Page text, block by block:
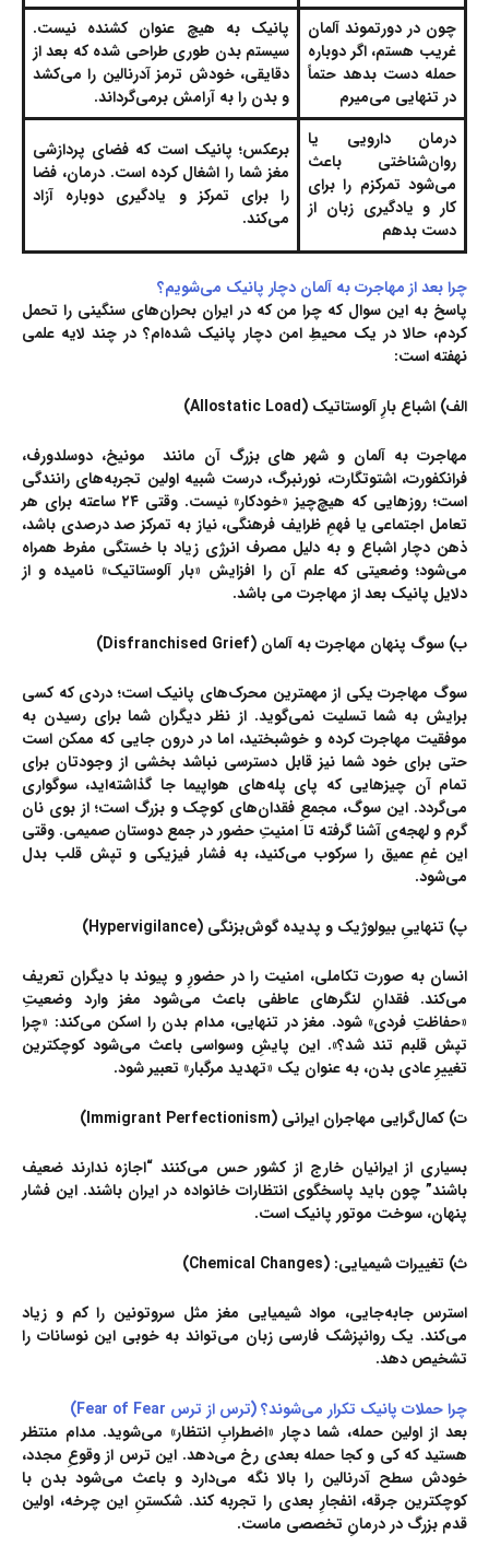
چون در دورتموند آلمان
غریب هستم، اگر دوباره
حمله دست بدهد حتماً
در تنهایی می‌میرم
پانیک به هیچ عنوان کشنده نیست.
سیستم بدن طوری طراحی شده که بعد از
دقایقی، خودش ترمز آدرنالین را می‌کشد
و بدن را به آرامش برمی‌گرداند.
درمان دارویی یا
روان‌شناختی باعث
می‌شود تمرکزم را برای
کار و یادگیری زبان از
دست بدهم
برعکس؛ پانیک است که فضای پردازشی
مغز شما را اشغال کرده است. درمان، فضا
را برای تمرکز و یادگیری دوباره آزاد
می‌کند.
چرا بعد از مهاجرت به آلمان دچار پانیک می‌شویم؟
پاسخ به این سوال که چرا من که در ایران بحران‌های سنگینی را تحمل
کردم، حالا در یک محیطِ امن دچار پانیک شده‌ام؟ در چند لایه علمی
نهفته است:
الف) اشباع بارِ آلوستاتیک (Allostatic Load)
مهاجرت به آلمان و شهر های بزرگ آن مانند مونیخ، دوسلدورف،
فرانکفورت، اشتوتگارت، نورنبرگ، درست شبیه اولین تجربه‌های رانندگی
است؛ روزهایی که هیچ‌چیز «خودکار» نیست. وقتی ۲۴ ساعته برای هر
تعامل اجتماعی یا فهمِ ظرایف فرهنگی، نیاز به تمرکز صد درصدی باشد،
ذهن دچار اشباع و به دلیل مصرف انرژی زیاد با خستگی مفرط همراه
می‌شود؛ وضعیتی که علم آن را افزایش «بار آلوستاتیک» نامیده و از
دلایل پانیک بعد از مهاجرت می باشد.
ب) سوگ پنهان مهاجرت به آلمان (Disfranchised Grief)
سوگ مهاجرت یکی از مهمترین محرک‌های پانیک است؛ دردی که کسی
برایش به شما تسلیت نمی‌گوید. از نظر دیگران شما برای رسیدن به
موفقیت مهاجرت کرده‌ و خوشبختید، اما در درون جایی که ممکن است
حتی برای خود شما نیز قابل دسترسی نباشد بخشی از وجودتان برای
تمام آن چیزهایی که پای پله‌های هواپیما جا گذاشته‌اید، سوگواری
می‌گردد. این سوگ، مجمعِ فقدان‌های کوچک و بزرگ است؛ از بوی نان
گرم و لهجه‌ی آشنا گرفته تا امنیتِ حضور در جمع دوستان صمیمی. وقتی
این غمِ عمیق را سرکوب می‌کنید، به فشار فیزیکی و تپش قلب بدل
می‌شود.
پ) تنهاییِ بیولوژیک و پدیده گوش‌بزنگی (Hypervigilance)
انسان به صورت تکاملی، امنیت را در حضورِ و پیوند با دیگران تعریف
می‌کند. فقدانِ لنگرهای عاطفی باعث می‌شود مغز وارد وضعیتِ
«حفاظتِ فردی» شود. مغز در تنهایی، مدام بدن را اسکن می‌کند: «چرا
تپش قلبم تند شد؟». این پایشِ وسواسی باعث می‌شود کوچکترین
تغییرِ عادی بدن، به عنوان یک «تهدید مرگبار» تعبیر شود.
ت) کمال‌گرایی مهاجران ایرانی (Immigrant Perfectionism)
بسیاری از ایرانیان خارج از کشور حس می‌کنند “اجازه ندارند ضعیف
باشند” چون باید پاسخگوی انتظارات خانواده در ایران باشند. این فشار
پنهان، سوخت موتور پانیک است.
ث) تغییرات شیمیایی: (Chemical Changes)
استرس جابه‌جایی، مواد شیمیایی مغز مثل سروتونین را کم و زیاد
می‌کند. یک روانپزشک فارسی زبان می‌تواند به خوبی این نوسانات را
تشخیص دهد.
چرا حملات پانیک تکرار می‌شوند؟ (ترس از ترس Fear of Fear)
بعد از اولین حمله، شما دچار «اضطرابِ انتظار» می‌شوید. مدام منتظر
هستید که کی و کجا حمله بعدی رخ می‌دهد. این ترس از وقوعِ مجدد،
خودش سطح آدرنالین را بالا نگه می‌دارد و باعث می‌شود بدن با
کوچکترین جرقه، انفجارِ بعدی را تجربه کند. شکستنِ این چرخه، اولین
قدم بزرگ در درمانِ تخصصی ماست.